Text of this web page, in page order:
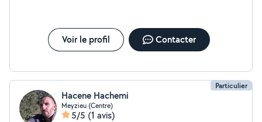
des lieu, maintenance du bien etc Je touche aussi tout
ce qui travaux de maintenance. N'hésiter pas à me
Voir le profil Contacter
Particulier
Hacene Hachemi
Meyzieu (Centre)
5/5 (1 avis)